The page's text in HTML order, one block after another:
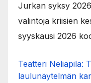
Jurkan syksy
valintoja kriisien
syyskausi 2026
Teatteri Neliapila:
laulunäytelmän